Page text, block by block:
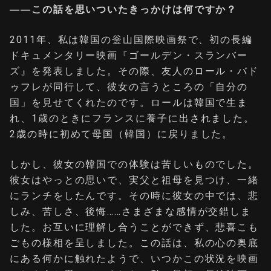
――この話を思いついたきっかけは何ですか？
2011年、私は韓国の釡山国際映画祭で、初の長編
ドキュメンタリー映画『ゴールデン・スランバー
ズ』を発表しました。その際、友人のロール・バド
ゥフレが同行して、彼女の言うところの「自分の
国」を見せてくれたのです。ロールは韓国で生ま
れ、1歳のときにフランスに養子に出されました。
2歳の時に初めて母国（韓国）に戻りました。
しかし、彼女の韓国での体験は苦しいものでした。
彼女はやっとの思いで、実父と祖母を見つけ、一緒
にランチをしたんです。その時に彼女の中では、悲
しみ、苦しさ、後悔……さまざまな感情が交錯しま
した。お互いに理解し合うことができず、悲喜こも
ごもの様相を呈しました。この話は、私の心の奥底
にある何かに触れたようで、いつかこの状況を映画